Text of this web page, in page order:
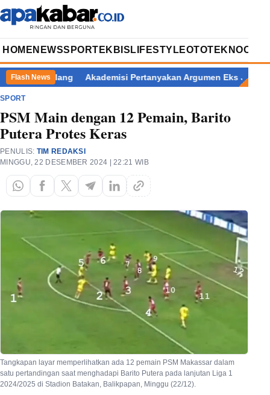
HOME NEWSSPORT EKBIS LIFESTYLEOTOTEKNOOPINI
Flash News Akademisi Pertanyakan Argumen Eks Jampidsus
SPORT
PSM Main dengan 12 Pemain, Barito
Putera Protes Keras
PENULIS: TIM REDAKSI
MINGGU, 22 DESEMBER 2024 | 22:21 WIB
Tangkapan layar memperlihatkan ada 12 pemain PSM Makassar dalam
satu pertandingan saat menghadapi Barito Putera pada lanjutan Liga 1
2024/2025 di Stadion Batakan, Balikpapan, Minggu (22/12).